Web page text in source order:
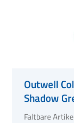
Outwell
Shadow
Faltbare